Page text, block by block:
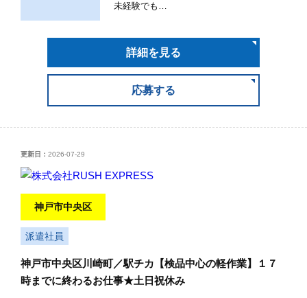
未経験でも…
詳細を見る
応募する
更新日： 2026-07-29
神戸市中央区
派遣社員
神戸市中央区川崎町／駅チカ【検品中心の軽作業】１７
時までに終わるお仕事★土日祝休み